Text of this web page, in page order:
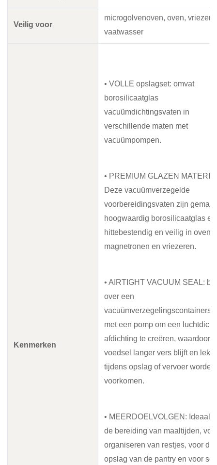
Veilig voor
microgolvenoven, oven, vriezer,
vaatwasser
Kenmerken
• VOLLE opslagset: omvat
borosilicaatglas
vacuümdichtingsvaten in
verschillende maten met
vacuümpompen.
• PREMIUM GLAZEN
Deze vacuümverzegelde
voorbereidingsvaten zijn
hoogwaardig borosilicaatglas
hittebestendig en veilig in ovens,
magnetronen en vriezeren.
• AIRTIGHT VACUUM SEAL:
over een
met een pomp om een luchtdicht
afdichting te creëren, waardoor
voedsel langer vers blijft en
tijdens opslag of vervoer worden
voorkomen.
• MEERDOELVOLGEN: Ideaal
de bereiding van maaltijden,
organiseren van restjes, voor de
opslag van de pantry en voor